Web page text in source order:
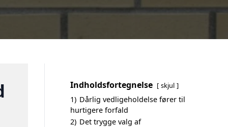
Indholdsfortegnelse skjul
1) Dårlig vedligeholdelse fører til
hurtigere forfald
2) Det trygge valg af